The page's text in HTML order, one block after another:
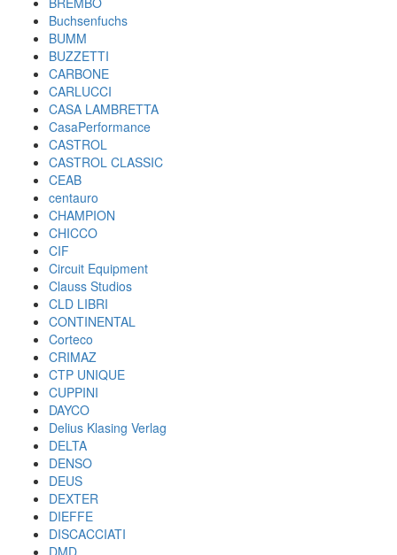
Buchsenfuchs
BUMM
BUZZETTI
CARBONE
CARLUCCI
CASA LAMBRETTA
CasaPerformance
CASTROL
CASTROL CLASSIC
CEAB
centauro
CHAMPION
CHICCO
CIF
Circuit Equipment
Clauss Studios
CLD LIBRI
CONTINENTAL
Corteco
CRIMAZ
CTP UNIQUE
CUPPINI
DAYCO
Delius Klasing Verlag
DELTA
DENSO
DEUS
DEXTER
DIEFFE
DISCACCIATI
DMD